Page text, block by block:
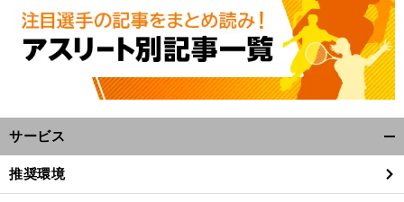
サービス
閉
推奨環境